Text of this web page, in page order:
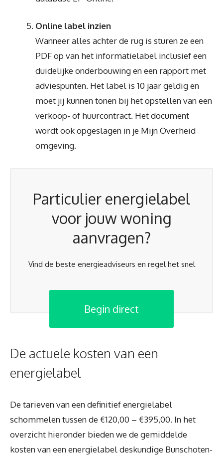
Online label inzien
Wanneer alles achter de rug is sturen ze een
PDF op van het informatielabel inclusief een
duidelijke onderbouwing en een rapport met
adviespunten. Het label is 10 jaar geldig en
moet jij kunnen tonen bij het opstellen van een
verkoop- of huurcontract. Het document
wordt ook opgeslagen in je Mijn Overheid
omgeving.
Particulier energielabel
voor jouw woning
aanvragen?
Vind de beste energieadviseurs en regel het snel
Begin direct
De actuele kosten van een
energielabel
De tarieven van een definitief energielabel
schommelen tussen de €120,00 – €395,00. In het
overzicht hieronder bieden we de gemiddelde
kosten van een energielabel deskundige Bunschoten-